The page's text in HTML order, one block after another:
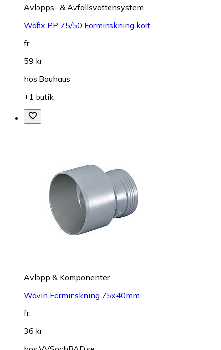
Avlopps- & Avfallsvattensystem
Wafix PP 75/50 Förminskning kort
fr.
59 kr
hos Bauhaus
+1 butik
Avlopp & Komponenter
Wavin Förminskning 75x40mm
fr.
36 kr